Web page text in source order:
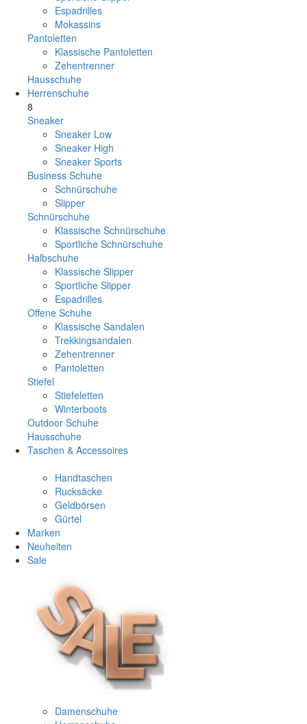
Espadrilles
Mokassins
Pantoletten
Klassische Pantoletten
Zehentrenner
Hausschuhe
Herrenschuhe
8
Sneaker
Sneaker Low
Sneaker High
Sneaker Sports
Business Schuhe
Schnürschuhe
Slipper
Schnürschuhe
Klassische Schnürschuhe
Sportliche Schnürschuhe
Halbschuhe
Klassische Slipper
Sportliche Slipper
Espadrilles
Offene Schuhe
Klassische Sandalen
Trekkingsandalen
Zehentrenner
Pantoletten
Stiefel
Stiefeletten
Winterboots
Outdoor Schuhe
Hausschuhe
Taschen & Accessoires
Handtaschen
Rucksäcke
Geldbörsen
Gürtel
Marken
Neuheiten
Sale
Damenschuhe